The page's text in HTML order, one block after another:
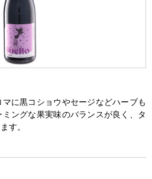
に黒コショウやセージなどハーブも
ングな果実味のバランスが良く、タ
す。